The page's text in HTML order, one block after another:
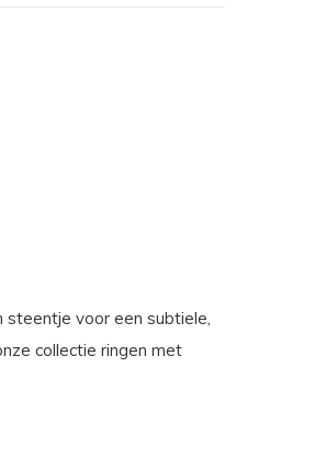
steentje voor een subtiele,
collectie ringen met